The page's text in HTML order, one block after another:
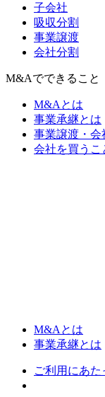
子会社
吸収分割
事業譲渡
会社分割
M&Aでできること
M&Aとは
事業承継とは
事業譲渡・会
会社を買うこ
M&Aとは
事業承継とは
ご利用にあ